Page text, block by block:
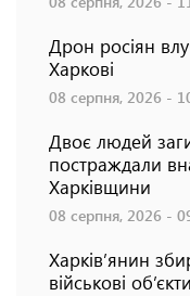
Дрон росіян
Харкові
08 серпня, 2026 -
Двоє людей
постраждали
Харківщини
08 серпня, 2026 -
Харків’янин
військові